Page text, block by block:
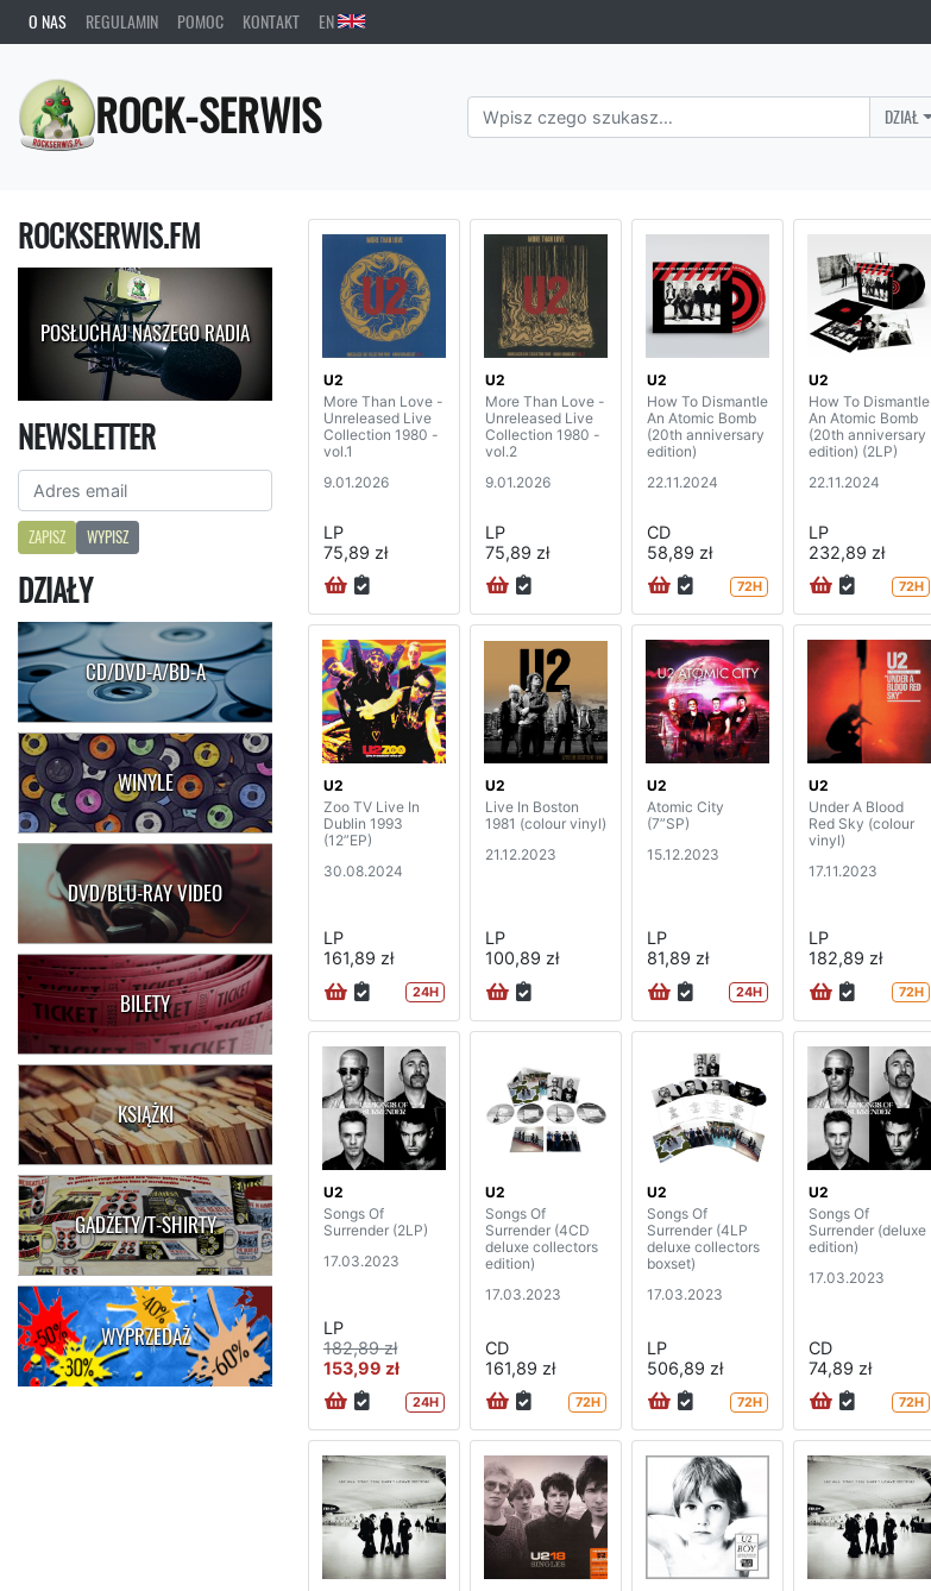
O NAS REGULAMIN POMOC KONTAKT EN
ROCK-SERWIS DZIAŁ
ROCKSERWIS.FM
POSŁUCHAJ NASZEGO RADIA
NEWSLETTER
ZAPISZ WYPISZ
DZIAŁY
CD/DVD-A/BD-A
WINYLE
DVD/BLU-RAY VIDEO
BILETY
KSIĄŻKI
GADŻETY/T-SHIRTY
WYPRZEDAŻ
U2
More Than Love -
Unreleased Live
Collection 1980 -
vol.1
9.01.2026
LP
75,89 zł
U2
More Than Love -
Unreleased Live
Collection 1980 -
vol.2
9.01.2026
LP
75,89 zł
U2
How To Dismantle
An Atomic Bomb
(20th anniversary
edition)
22.11.2024
CD
58,89 zł
72H
U2
How To Dismantle
An Atomic Bomb
(20th anniversary
edition) (2LP)
22.11.2024
LP
232,89 zł
72H
U2
Zoo TV Live In
Dublin 1993
(12”EP)
30.08.2024
LP
161,89 zł
24H
U2
Live In Boston
1981 (colour vinyl)
21.12.2023
LP
100,89 zł
U2
Atomic City
(7”SP)
15.12.2023
LP
81,89 zł
24H
U2
Under A Blood
Red Sky (colour
vinyl)
17.11.2023
LP
182,89 zł
72H
U2
Songs Of
Surrender (2LP)
17.03.2023
LP
182,89 zł
153,99 zł
24H
U2
Songs Of
Surrender (4CD
deluxe collectors
edition)
17.03.2023
CD
161,89 zł
72H
U2
Songs Of
Surrender (4LP
deluxe collectors
boxset)
17.03.2023
LP
506,89 zł
72H
U2
Songs Of
Surrender (deluxe
edition)
17.03.2023
CD
74,89 zł
72H